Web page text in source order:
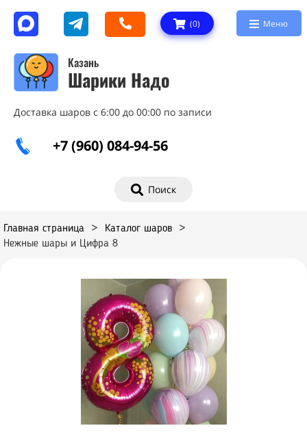
(0) Меню
Казань
Шарики Надо
Доставка шаров с 6:00 до 00:00 по записи
+7 (960) 084-94-56
Поиск
Главная страница > Каталог шаров
>
Нежные шары и Цифра 8